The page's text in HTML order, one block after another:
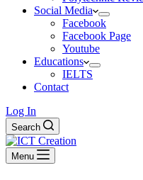
Social Media
Facebook
Facebook Page
Youtube
Educations
IELTS
Contact
Log In
Search
Menu